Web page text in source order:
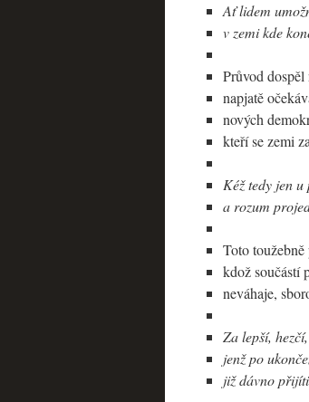
Ať lidem
v zemi kde
Průvod dospěl
napjatě
nových
kteří se zemi
Kéž tedy jen u
a rozum
Toto
kdož součástí
neváhaje,
Za lepší,
jenž po
již dávno